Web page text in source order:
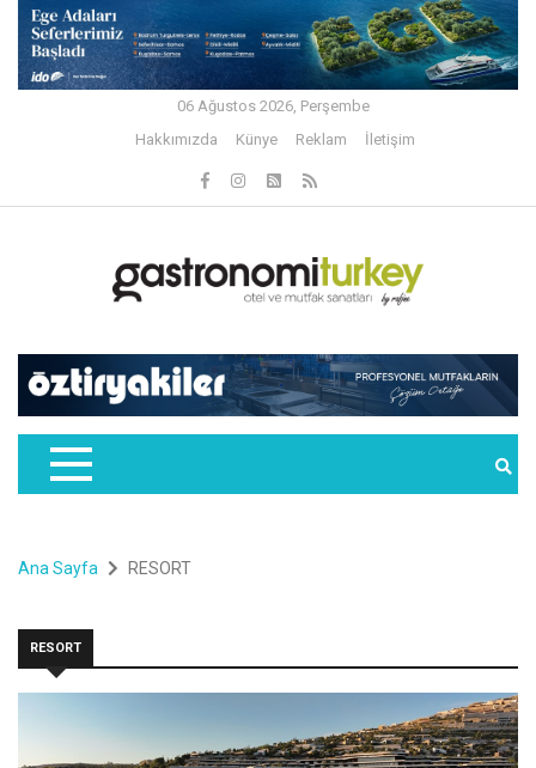
06 Ağustos 2026, Perşembe
Hakkımızda
Künye Reklam İletişim
Ana Sayfa RESORT
RESORT